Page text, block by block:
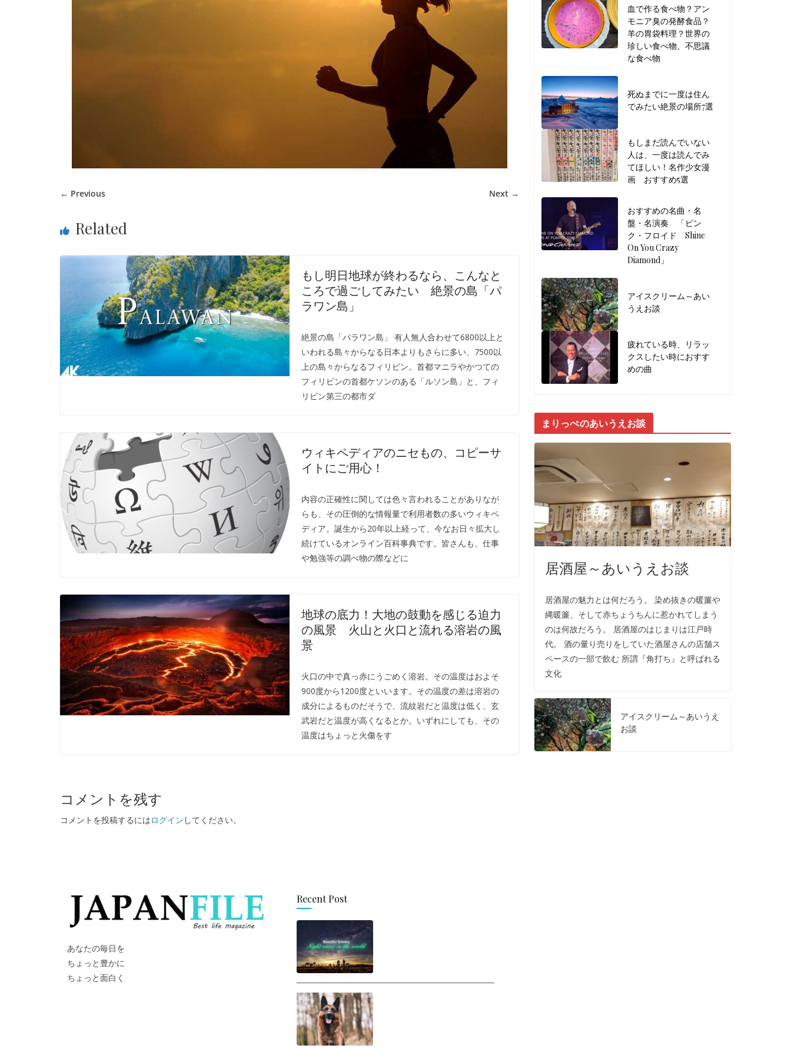
← Previous Next →
Related
もし明日地球が終わるなら、こんなと
ころで過ごしてみたい 絶景の島「パ
ラワン島」
絶景の島「パラワン島」 有人無人合わせて6800以上と
いわれる島々からなる日本よりもさらに多い、7500以
上の島々からなるフィリピン。首都マニラやかつての
フィリピンの首都ケソンのある「ルソン島」と、フィ
リピン第三の都市ダ
ウィキペディアのニセもの、コピーサ
イトにご用心！
内容の正確性に関しては色々言われることがありなが
らも、その圧倒的な情報量で利用者数の多いウィキペ
ディア。誕生から20年以上経って、今なお日々拡大し
続けているオンライン百科事典です。皆さんも、仕事
や勉強等の調べ物の際などに
地球の底力！大地の鼓動を感じる迫力
の風景 火山と火口と流れる溶岩の風
景
火口の中で真っ赤にうごめく溶岩。その温度はおよそ
900度から1200度といいます。その温度の差は溶岩の
成分によるものだそうで、流紋岩だと温度は低く、玄
武岩だと温度が高くなるとか。いずれにしても、その
温度はちょっと火傷をす
コメントを残す
コメントを投稿するにはログイン してください。
血で作る食べ物？アン
モニア臭の発酵食品？
羊の胃袋料理？世界の
珍しい食べ物、不思議
な食べ物
死ぬまでに一度は住ん
でみたい絶景の場所7選
もしまだ読んでいない
人は、一度は読んでみ
てほしい！名作少女漫
画 おすすめ5選
おすすめの名曲・名
盤・名演奏 「ピン
ク・フロイド Shine
On You Crazy
Diamond」
アイスクリーム～あい
うえお談
疲れている時、リラッ
クスしたい時におすす
めの曲
まりっぺのあいうえお談
居酒屋～あいうえお談
居酒屋の魅力とは何だろう。 染め抜きの暖簾や
縄暖簾、そして赤ちょうちんに惹かれてしまう
のは何故だろう。 居酒屋のはじまりは江戸時
代。 酒の量り売りをしていた酒屋さんの店舗ス
ペースの一部で飲む 所謂『角打ち』と呼ばれる
文化
アイスクリーム～あいうえ
お談
あなたの毎日を
ちょっと豊かに
ちょっと面白く
Recent Post